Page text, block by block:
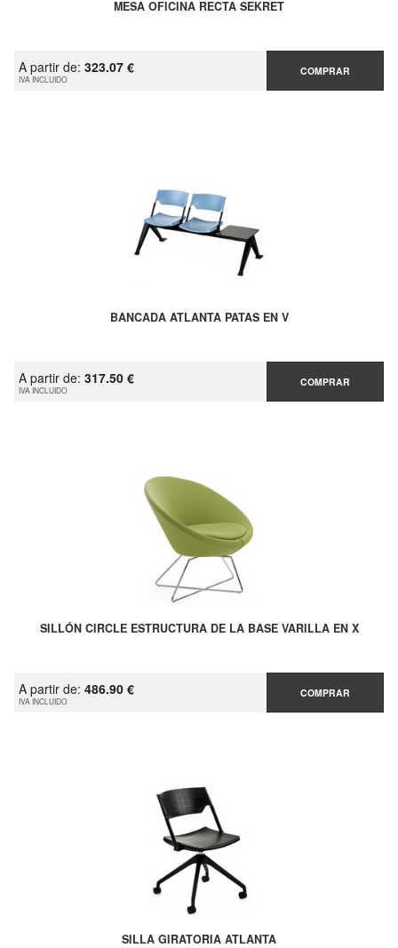
MESA OFICINA RECTA SEKRET
A partir de: 323.07 €
IVA INCLUIDO
COMPRAR
BANCADA ATLANTA PATAS EN V
A partir de: 317.50 €
IVA INCLUIDO
COMPRAR
SILLÓN CIRCLE ESTRUCTURA DE LA BASE VARILLA EN X
A partir de: 486.90 €
IVA INCLUIDO
COMPRAR
SILLA GIRATORIA ATLANTA